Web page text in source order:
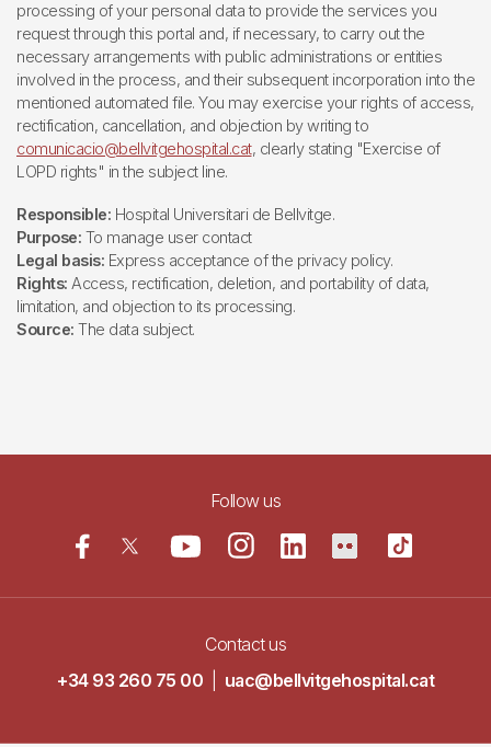
processing of your personal data to provide the services you
request through this portal and, if necessary, to carry out the
necessary arrangements with public administrations or entities
involved in the process, and their subsequent incorporation into the
mentioned automated file. You may exercise your rights of access,
rectification, cancellation, and objection by writing to
comunicacio@bellvitgehospital.cat, clearly stating "Exercise of
LOPD rights" in the subject line.
Responsible: Hospital Universitari de Bellvitge.
Purpose: To manage user contact
Legal basis: Express acceptance of the privacy policy.
Rights: Access, rectification, deletion, and portability of data,
limitation, and objection to its processing.
Source: The data subject.
Follow us
Contact us
+34 93 260 75 00
uac@bellvitgehospital.cat